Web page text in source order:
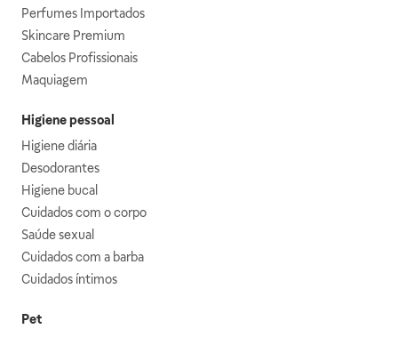
Perfumes Importados
Skincare Premium
Cabelos Profissionais
Maquiagem
Higiene pessoal
Higiene diária
Desodorantes
Higiene bucal
Cuidados com o corpo
Saúde sexual
Cuidados com a barba
Cuidados íntimos
Pet